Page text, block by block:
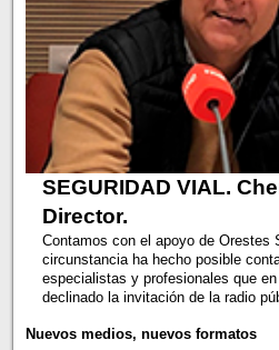
SEGURIDAD VIAL.
Director.
Contamos con el apoyo de Orestes
circunstancia ha hecho posible
especialistas y profesionales que
declinado la invitación de la radio
Nuevos medios, nuevos formatos